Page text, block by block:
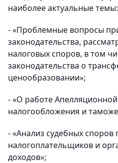
наиболее актуальные темы:
- «Проблемные вопросы
законодательства,
налоговых споров, в том
законодательства о
ценообразовании»;
- «О работе
налогообложения и
- «Анализ судебных споров
налогоплательщиков и
доходов»;